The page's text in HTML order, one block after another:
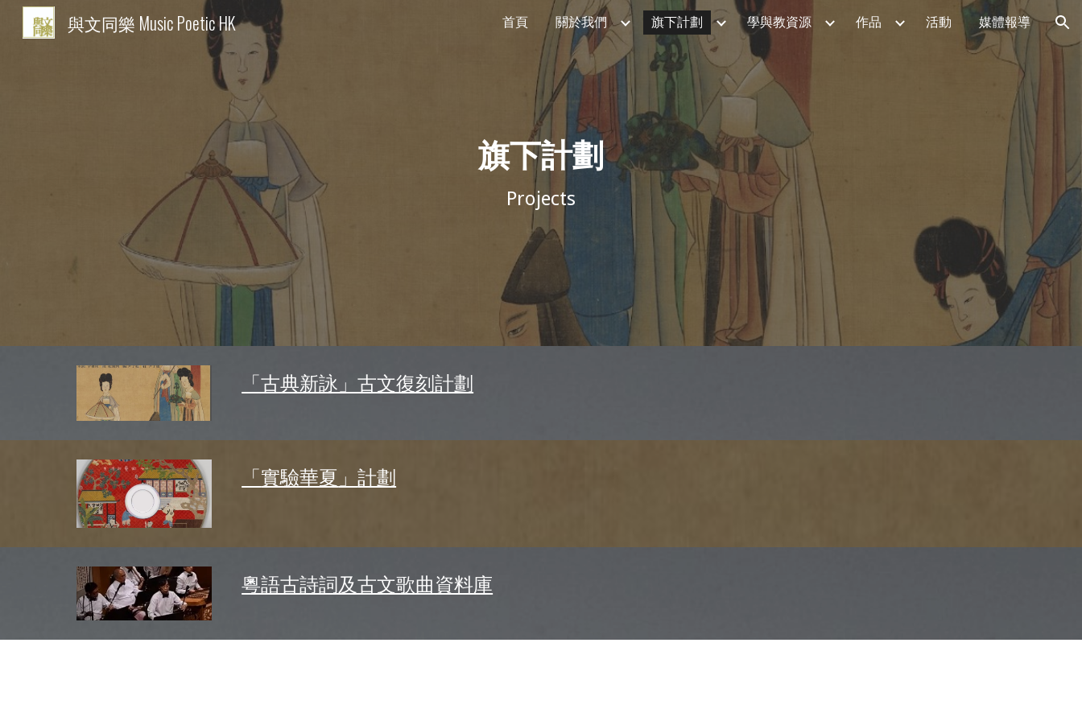
Skip to navigation
與文同樂 Music Poetic HK 首頁 關於我們 旗下計劃 學與教資源 作品 活動 媒體報導
旗下計劃
Projects
「古典新詠」古文復刻計劃
「實驗華夏 」計劃
粵語古詩詞及古文歌曲資料庫